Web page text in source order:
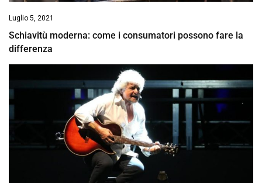
Luglio 5, 2021
Schiavitù moderna: come i consumatori possono fare la
differenza